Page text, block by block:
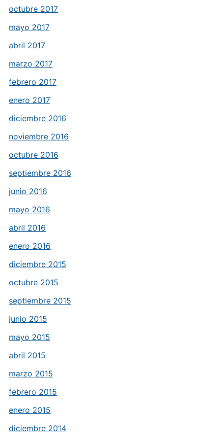
octubre 2017
mayo 2017
abril 2017
marzo 2017
febrero 2017
enero 2017
diciembre 2016
noviembre 2016
octubre 2016
septiembre 2016
junio 2016
mayo 2016
abril 2016
enero 2016
diciembre 2015
octubre 2015
septiembre 2015
junio 2015
mayo 2015
abril 2015
marzo 2015
febrero 2015
enero 2015
diciembre 2014